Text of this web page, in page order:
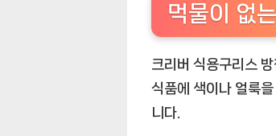
먹물이 없
크리버 식용구리스
식품에 색이나 얼룩
니다.